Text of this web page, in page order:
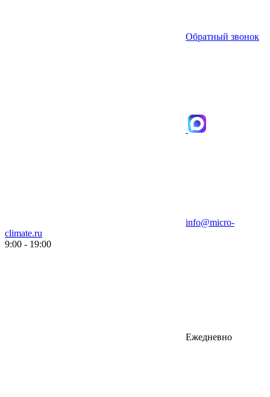
Обратный звонок
info@micro-
climate.ru
9:00 - 19:00
Ежедневно